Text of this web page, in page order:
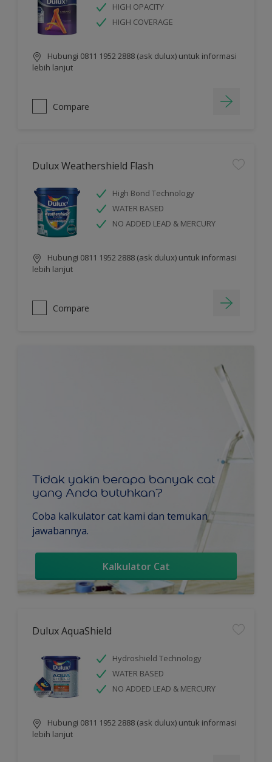
HIGH OPACITY
HIGH COVERAGE
Hubungi 0811 1952 2888 (ask dulux) untuk informasi
lebih lanjut
Compare
Dulux Weathershield Flash
High Bond Technology
WATER BASED
NO ADDED LEAD & MERCURY
Hubungi 0811 1952 2888 (ask dulux) untuk informasi
lebih lanjut
Compare
Tidak yakin berapa banyak cat
yang Anda butuhkan?
Coba kalkulator cat kami dan temukan
jawabannya.
Kalkulator Cat
Dulux AquaShield
Hydroshield Technology
WATER BASED
NO ADDED LEAD & MERCURY
Hubungi 0811 1952 2888 (ask dulux) untuk informasi
lebih lanjut